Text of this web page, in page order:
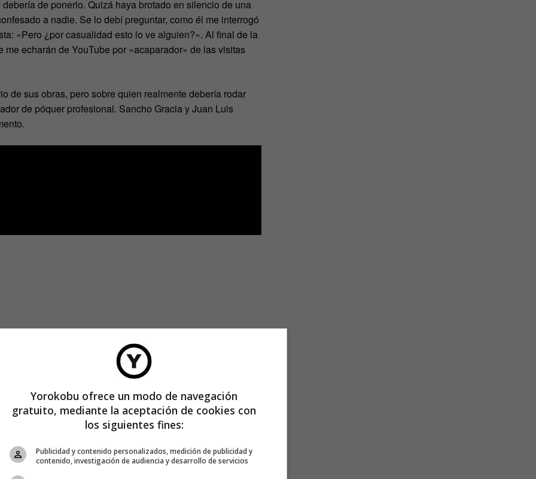
de ponerlo. Quizá haya brotado en silencio de una
a nadie. Se lo debí preguntar, como él me interrogó
«Pero ¿por casualidad esto lo ve alguien?». Al final de la
echarán de YouTube por «acaparador» de las visitas
de sus obras, pero sobre quien realmente debería rodar
de póquer profesional. Sancho Gracia y Juan Luis
-«el plató mejor dotado», afirma-, hablamos del
suplir el orgasmo, pero me dice que de eso nada, que a
todos los días para que se la rasque.
Yorokobu ofrece un modo de navegación
gratuito, mediante la aceptación de cookies con
los siguientes fines:
Publicidad y contenido personalizados, medición de publicidad y
contenido, investigación de audiencia y desarrollo de servicios